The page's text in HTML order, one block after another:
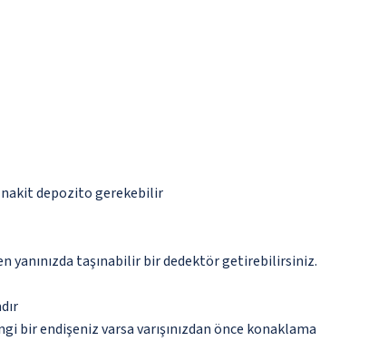
nakit depozito gerekebilir
yanınızda taşınabilir bir dedektör getirebilirsiniz.
endişeniz varsa varışınızdan önce konaklama